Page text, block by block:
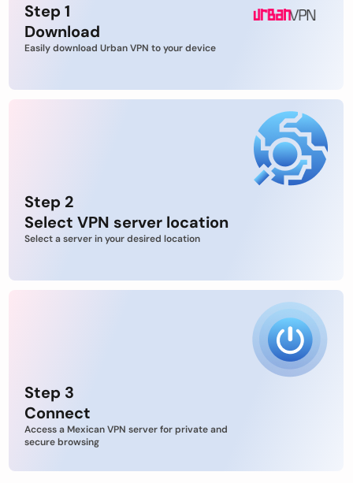
Step 1
Download
Easily download Urban VPN to your device
Step 2
Select VPN server location
Select a server in your desired location
Step 3
Connect
Access a Mexican VPN server for private and
secure browsing